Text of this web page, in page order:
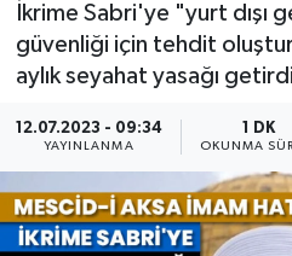
İkrime Sabri'ye "yurt dışı
güvenliği için tehdit
aylık seyahat yasağı
12.07.2023 - 09:34
YAYINLANMA
1 DK
OKUNMA
Amasya Müftülüğü
Antalya Müftülüğü
Ardahan Müftülüğü
Diyanet Takvimi
Hadislerle İslam
Kudüs
DİYANET eKİTAP
TDV
Hutbeler
Tüm Manşetler
Haber Arşivi